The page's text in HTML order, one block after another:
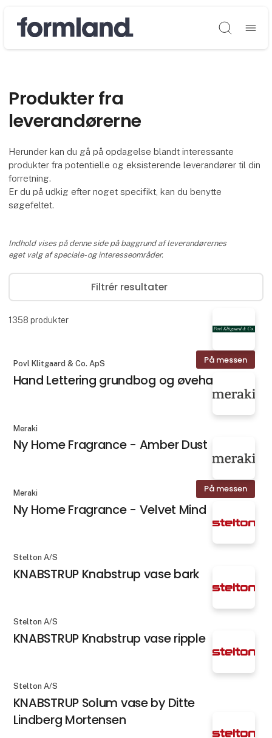
Søg
Produkter fra
leverandørerne
Herunder kan du gå på opdagelse blandt interessante
produkter fra potentielle og eksisterende leverandører til din
forretning.
Er du på udkig efter noget specifikt, kan du benytte
søgefeltet.
Indhold vises på denne side på baggrund af leverandørernes
eget valg af speciale- og interesseområder.
Filtrér resultater
1358 produkter
På messen
Povl Klitgaard & Co. ApS
Hand Lettering grundbog og øvehæfte
Meraki
Ny Home Fragrance - Amber Dust
På messen
Meraki
Ny Home Fragrance - Velvet Mind
Stelton A/S
KNABSTRUP Knabstrup vase bark
Stelton A/S
KNABSTRUP Knabstrup vase ripple
Stelton A/S
KNABSTRUP Solum vase by Ditte
Lindberg Mortensen